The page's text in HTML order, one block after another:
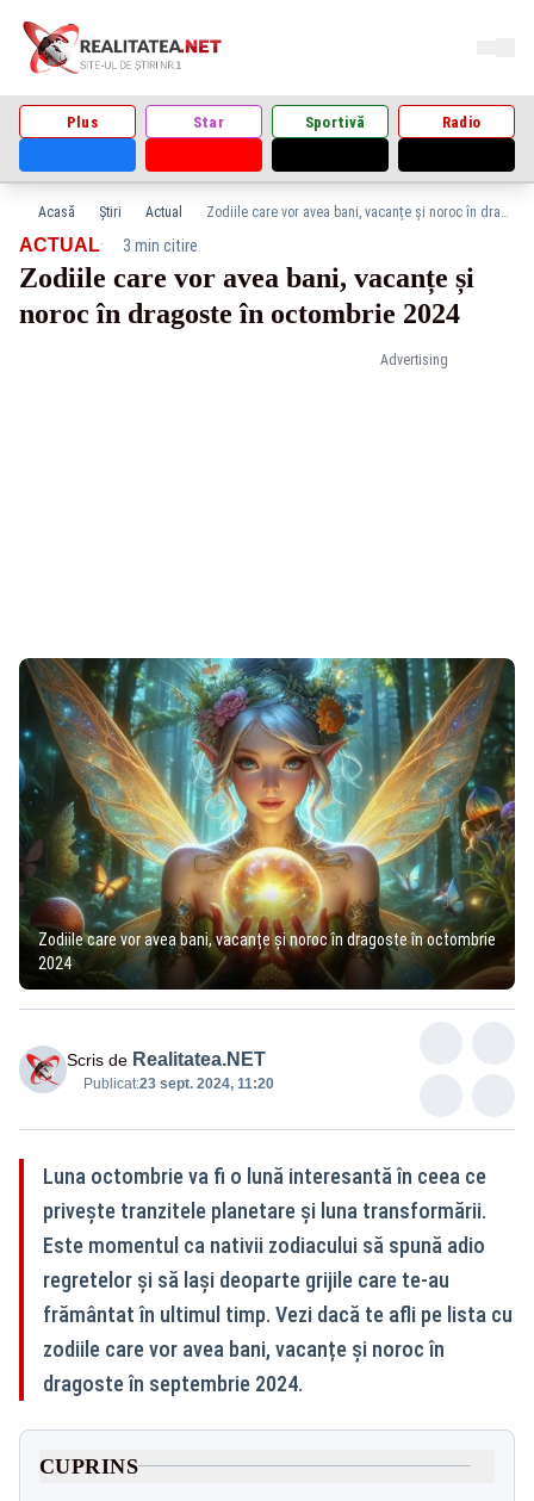
Plus Star Sportivă Radio
Acasă Știri Actual Zodiile care vor avea bani, vacanțe și noroc în dragoste în octombrie 2024
Advertising
ACTUAL· 3 min citire
Zodiile care vor avea bani, vacanțe și
noroc în dragoste în octombrie 2024
Zodiile care vor avea bani, vacanțe și noroc în dragoste în octombrie
2024
Scris de Realitatea.NET
Publicat:23 sept. 2024, 11:20
Luna octombrie va fi o lună interesantă în ceea ce
privește tranzitele planetare și luna transformării.
Este momentul ca nativii zodiacului să spună adio
regretelor și să lași deoparte grijile care te-au
frământat în ultimul timp. Vezi dacă te afli pe lista cu
zodiile care vor avea bani, vacanțe și noroc în
dragoste în septembrie 2024.
CUPRINS